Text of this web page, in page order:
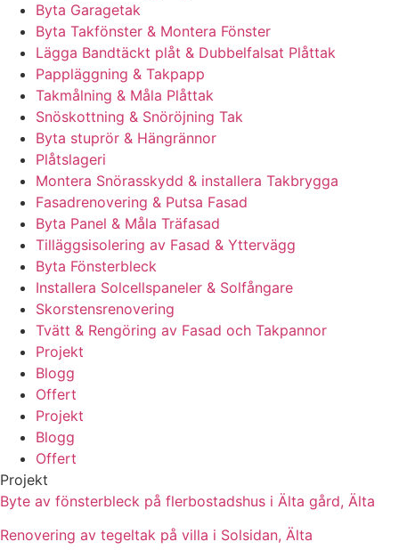
Byta Garagetak
Byta Takfönster & Montera Fönster
Lägga Bandtäckt plåt & Dubbelfalsat Plåttak
Pappläggning & Takpapp
Takmålning & Måla Plåttak
Snöskottning & Snöröjning Tak
Byta stuprör & Hängrännor
Plåtslageri
Montera Snörasskydd & installera Takbrygga
Fasadrenovering & Putsa Fasad
Byta Panel & Måla Träfasad
Tilläggsisolering av Fasad & Yttervägg
Byta Fönsterbleck
Installera Solcellspaneler & Solfångare
Skorstensrenovering
Tvätt & Rengöring av Fasad och Takpannor
Projekt
Blogg
Offert
Projekt
Blogg
Offert
Projekt
Byte av fönsterbleck på flerbostadshus i Älta gård, Älta
Renovering av tegeltak på villa i Solsidan, Älta